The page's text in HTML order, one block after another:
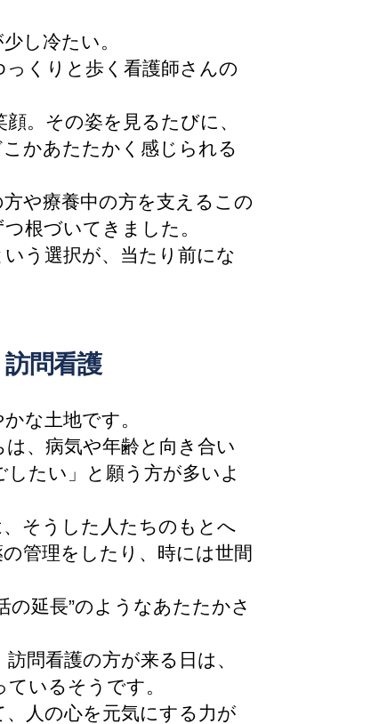
し冷たい。
くりと歩く看護師さんの
。その姿を見るたびに、
こかあたたかく感じられる
や療養中の方を支えるこの
根づいてきました。
う選択が、当たり前にな
問看護
な土地です。
、病気や年齢と向き合い
たい」と願う方が多いよ
そうした人たちのもとへ
管理をしたり、時には世間
の延長”のようなあたたかさ
問看護の方が来る日は、
いるそうです。
人の心を元気にする力が